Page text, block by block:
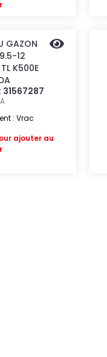
GAZON
12
K500E
31567287
: Vrac
ajouter au